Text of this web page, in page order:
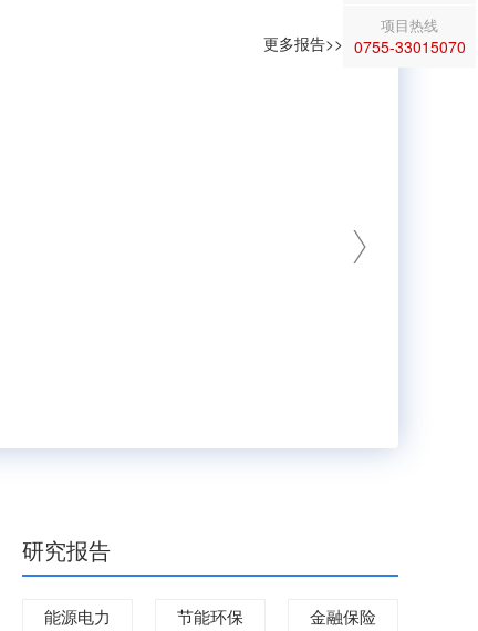
更多报告>>
研究报告
能源电力 节能环保
金融保险
项目热线
0755-33015070